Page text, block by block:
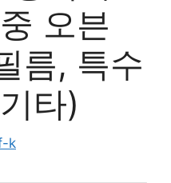
오븐
름, 특수
타)
k